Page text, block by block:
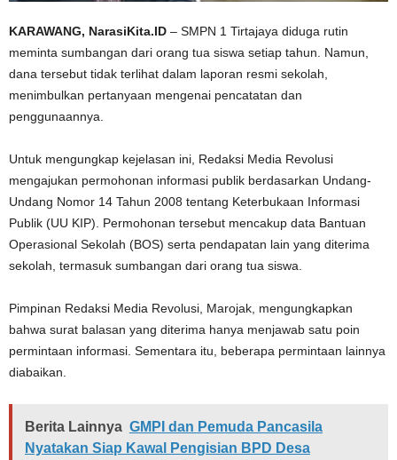
KARAWANG, NarasiKita.ID – SMPN 1 Tirtajaya diduga rutin
meminta sumbangan dari orang tua siswa setiap tahun. Namun,
dana tersebut tidak terlihat dalam laporan resmi sekolah,
menimbulkan pertanyaan mengenai pencatatan dan
penggunaannya.
Untuk mengungkap kejelasan ini, Redaksi Media Revolusi
mengajukan permohonan informasi publik berdasarkan Undang-
Undang Nomor 14 Tahun 2008 tentang Keterbukaan Informasi
Publik (UU KIP). Permohonan tersebut mencakup data Bantuan
Operasional Sekolah (BOS) serta pendapatan lain yang diterima
sekolah, termasuk sumbangan dari orang tua siswa.
Pimpinan Redaksi Media Revolusi, Marojak, mengungkapkan
bahwa surat balasan yang diterima hanya menjawab satu poin
permintaan informasi. Sementara itu, beberapa permintaan lainnya
diabaikan.
Berita Lainnya GMPI dan Pemuda Pancasila
Nyatakan Siap Kawal Pengisian BPD Desa